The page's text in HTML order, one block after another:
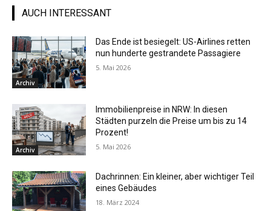
AUCH INTERESSANT
Archiv
Das Ende ist besiegelt: US-Airlines retten
nun hunderte gestrandete Passagiere
5. Mai 2026
Archiv
Immobilienpreise in NRW: In diesen
Städten purzeln die Preise um bis zu 14
Prozent!
5. Mai 2026
Dachrinnen: Ein kleiner, aber wichtiger Teil
eines Gebäudes
18. März 2024